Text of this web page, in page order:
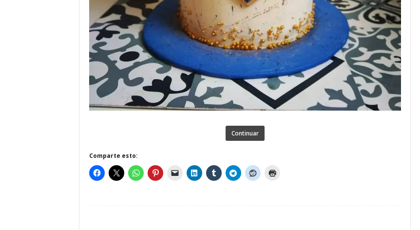
Continuar
Comparte esto: